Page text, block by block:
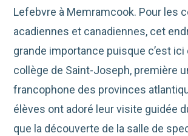
Lefebvre à Memramcook. Pour les
acadiennes et canadiennes, cet
grande importance puisque c’est ici
collège de Saint-Joseph, première
francophone des provinces
élèves ont adoré leur visite guidée
que la découverte de la salle de